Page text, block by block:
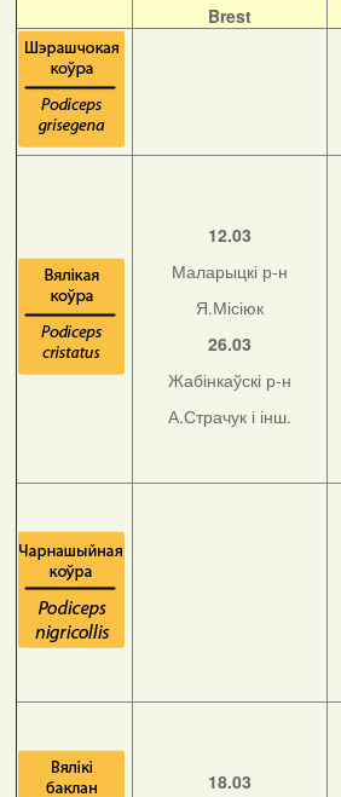
Brest
12.03
Маларыцкі р-н
Я.Місіюк
26.03
Жабінкаўскі р-н
А.Страчук і інш.
18.03